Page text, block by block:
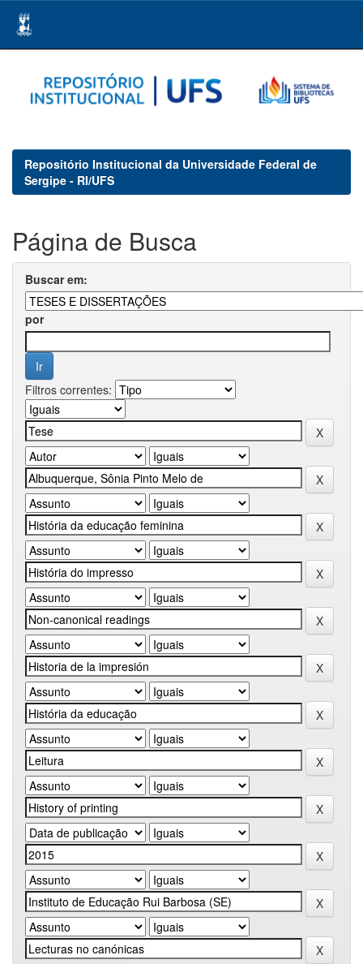
navigation
Repositório Institucional da Universidade Federal de
Sergipe - RI/UFS
Página de Busca
Buscar em:
por
Filtros correntes: